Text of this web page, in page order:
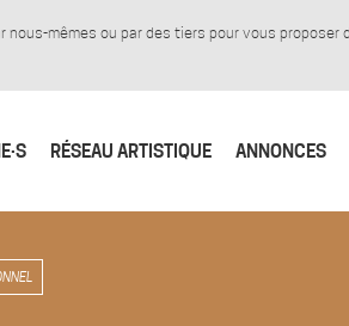
mêmes ou par des tiers pour vous proposer
RÉSEAU ARTISTIQUE ANNONCES